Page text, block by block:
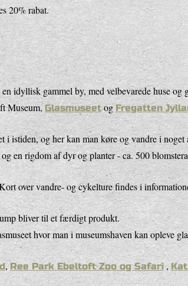
20% rabat.
idyllisk gammel by, med velbevarede huse og
Museum,GlasmuseetogFregatten
istiden, og her kan man køre og vandre i noget
en rigdom af dyr og planter - ca. 500
over vandre- og cykelture findes i
bliver til et færdigt produkt.
hvor man i museumshaven kan opleve
,Ree Park Ebeltoft Zoo og Safari,